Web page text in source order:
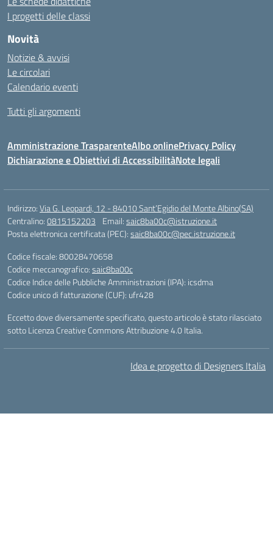
I progetti delle classi
Novità
Notizie & avvisi
Le circolari
Calendario eventi
Tutti gli argomenti
Amministrazione TrasparenteAlbo onlinePrivacy Policy
Dichiarazione e Obiettivi di AccessibilitàNote legali
Indirizzo:Via G. Leopardi, 12 - 84010 Sant’Egidio del Monte Albino(SA)
Centralino:0815152203 Email:saic8ba00c@istruzione.it
Posta elettronica certificata (PEC):saic8ba00c@pec.istruzione.it
Codice fiscale: 80028470658
Codice meccanografico:saic8ba00c
Codice Indice delle Pubbliche Amministrazioni (IPA): icsdma
Codice unico di fatturazione (CUF): ufr428
Eccetto dove diversamente specificato, questo articolo è stato rilasciato
sotto Licenza Creative Commons Attribuzione 4.0 Italia.
Idea e progetto di Designers Italia